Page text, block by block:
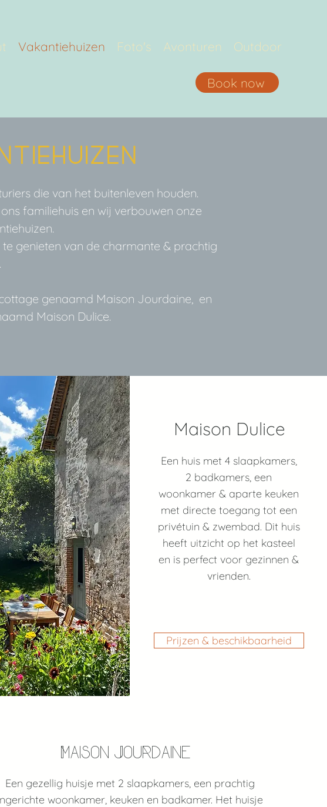
Book now
Vakantiehuizen Foto's Avonturen Outdoor
die van het buitenleven houden.
familiehuis en wij verbouwen onze
genieten van de charmante & prachtig
genaamd Maison Jourdaine, en
Maison Dulice.
Maison Dulice
Een huis met 4 slaapkamers,
2 badkamers, een
woonkamer & aparte keuken
met directe toegang tot een
privétuin & zwembad. Dit huis
heeft uitzicht op het kasteel
en is perfect voor gezinnen &
vrienden.
Prijzen & beschikbaarheid
Maison Jourdaine
Een gezellig huisje met 2 slaapkamers, een prachtig
woonkamer, keuken en badkamer. Het huisje